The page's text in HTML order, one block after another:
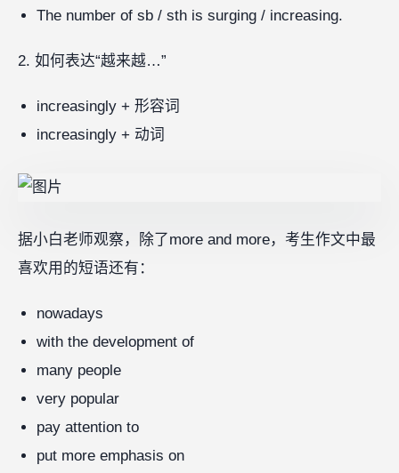
The number of sb / sth is surging / increasing.
2. 如何表达“越来越…”
increasingly + 形容词
increasingly + 动词
据小白老师观察，除了more and more，考生作文中最
喜欢用的短语还有：
nowadays
with the development of
many people
very popular
pay attention to
put more emphasis on